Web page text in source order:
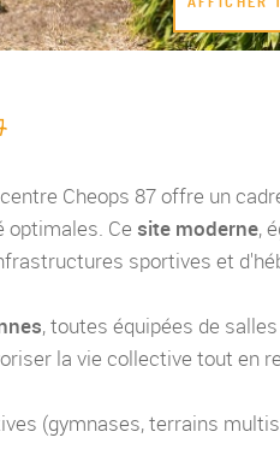
Cheops 87 offre un
optimales. Ce site moderne,
sportives et
, toutes équipées de
la vie collective tout en
(gymnases, terrains